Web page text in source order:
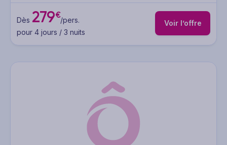
Dès 279€/pers.
pour 4 jours / 3 nuits
Voir l’offre